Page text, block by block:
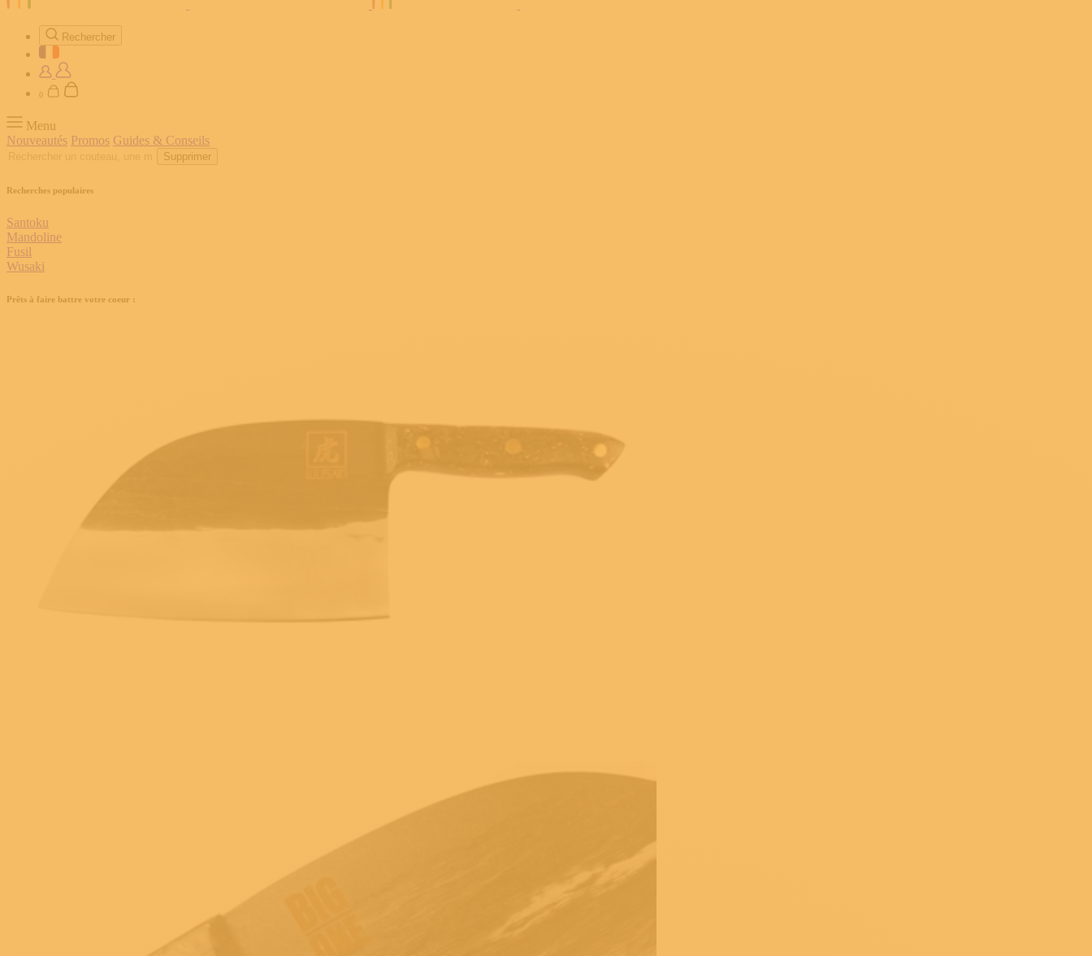
Rechercher
0
Menu
Nouveautés Promos Guides & Conseils
Supprimer
Recherches populaires
Santoku
Mandoline
Fusil
Wusaki
Prêts à faire battre votre coeur :